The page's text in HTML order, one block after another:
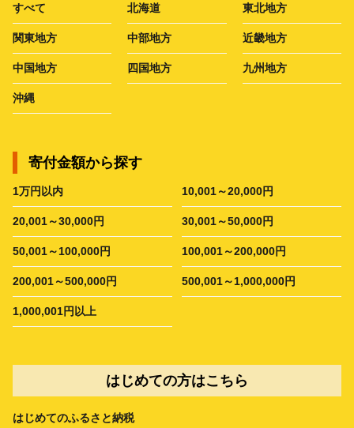
すべて 北海道 東北地方
関東地方 中部地方 近畿地方
中国地方 四国地方 九州地方
沖縄
寄付金額から探す
1万円以内 10,001～20,000円
20,001～30,000円 30,001～50,000円
50,001～100,000円 100,001～200,000円
200,001～500,000円 500,001～1,000,000円
1,000,001円以上
はじめての方はこちら
はじめてのふるさと納税